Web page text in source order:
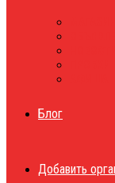
Блог
Добавить